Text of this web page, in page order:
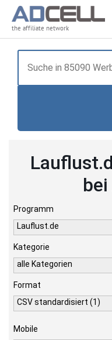
the affiliate network
bei
Programm
Lauflust.de
Kategorie
alle Kategorien
Format
CSV standardisiert (1)
Mobile